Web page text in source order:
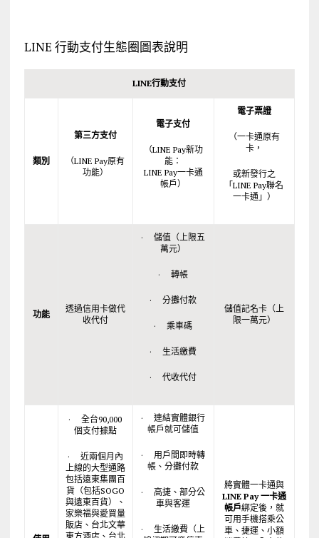
LINE 行動支付生態圈圖表說明
LINE行動支付
類別
第三方支付
（LINE Pay原有
功能）
電子支付
（LINE Pay新功
能：
LINE Pay一卡通
帳戶）
電子票證
（一卡通原有
卡，
或新發行之
「LINE Pay聯名
一卡通」）
功能
透過信用卡做代
收代付
· 儲值（上限五
萬元）
· 轉帳
· 分攤付款
· 乘車碼
· 生活繳費
· 代收代付
儲值記名卡（上
限一萬元）
· 全台90,000
個支付據點
· 近兩個月內
上線的大型通路
包括遠東集團百
貨（包括SOGO
與遠東百貨）、
家樂福與愛買量
販店、台北文華
· 連結實體銀行
帳戶就可儲值
· 用戶間即時轉
帳、分攤付款
· 高捷、部分公
車與客運
· 生活繳費（上
將實體一卡通與
LINE Pay一卡通
帳戶綁定後，就
可用手機搭乘公
車、捷運、小額